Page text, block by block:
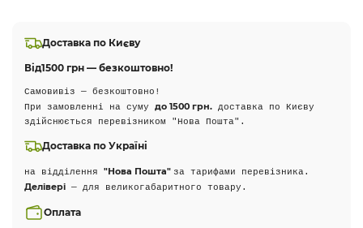
Доставка по Києву
Від1500 грн — безкоштовно!
Самовивіз — безкоштовно!
При замовленні на суму до 1500 грн. доставка по Києву
здійснюється перевізником "Нова Пошта".
Доставка по Україні
на відділення "Нова Пошта" за тарифами перевізника.
Делівері — для великогабаритного товару.
Оплата